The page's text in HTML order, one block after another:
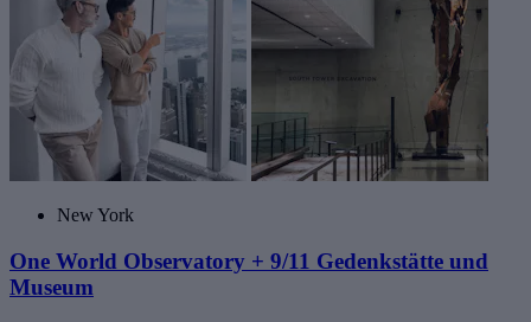
New York
One World Observatory + 9/11 Gedenkstätte und
Museum